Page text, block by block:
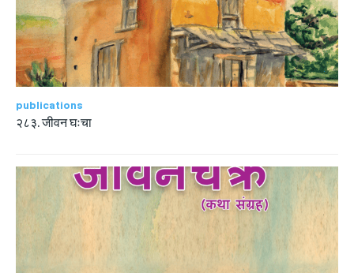
publications
२८३. जीवन घःचा